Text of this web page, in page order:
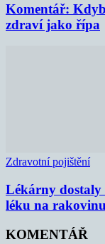
Komentář:
zdraví jako řípa
Zdravotní pojištění
Lékárny dostaly
léku na
KOMENTÁŘ